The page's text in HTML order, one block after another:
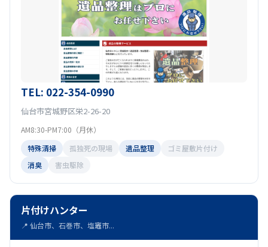
TEL: 022-354-0990
仙台市宮城野区栄2-26-20
AM8:30-PM7:00（月休）
特殊清掃
孤独死の現場 遺品整理
ゴミ屋敷片付け
消臭
害虫駆除
片付けハンター
📍 仙台市、石巻市、塩竈市...